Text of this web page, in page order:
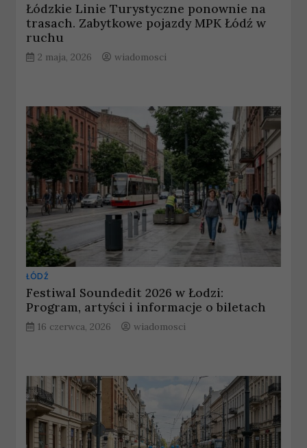
Łódzkie Linie Turystyczne ponownie na
trasach. Zabytkowe pojazdy MPK Łódź w
ruchu
2 maja, 2026 wiadomosci
ŁÓDŹ
Festiwal Soundedit 2026 w Łodzi:
Program, artyści i informacje o biletach
16 czerwca, 2026 wiadomosci